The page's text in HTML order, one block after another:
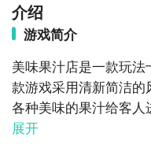
介绍
游戏简介
美味果汁店是一款玩
款游戏采用清新简洁
各种美味的果汁给客
展开